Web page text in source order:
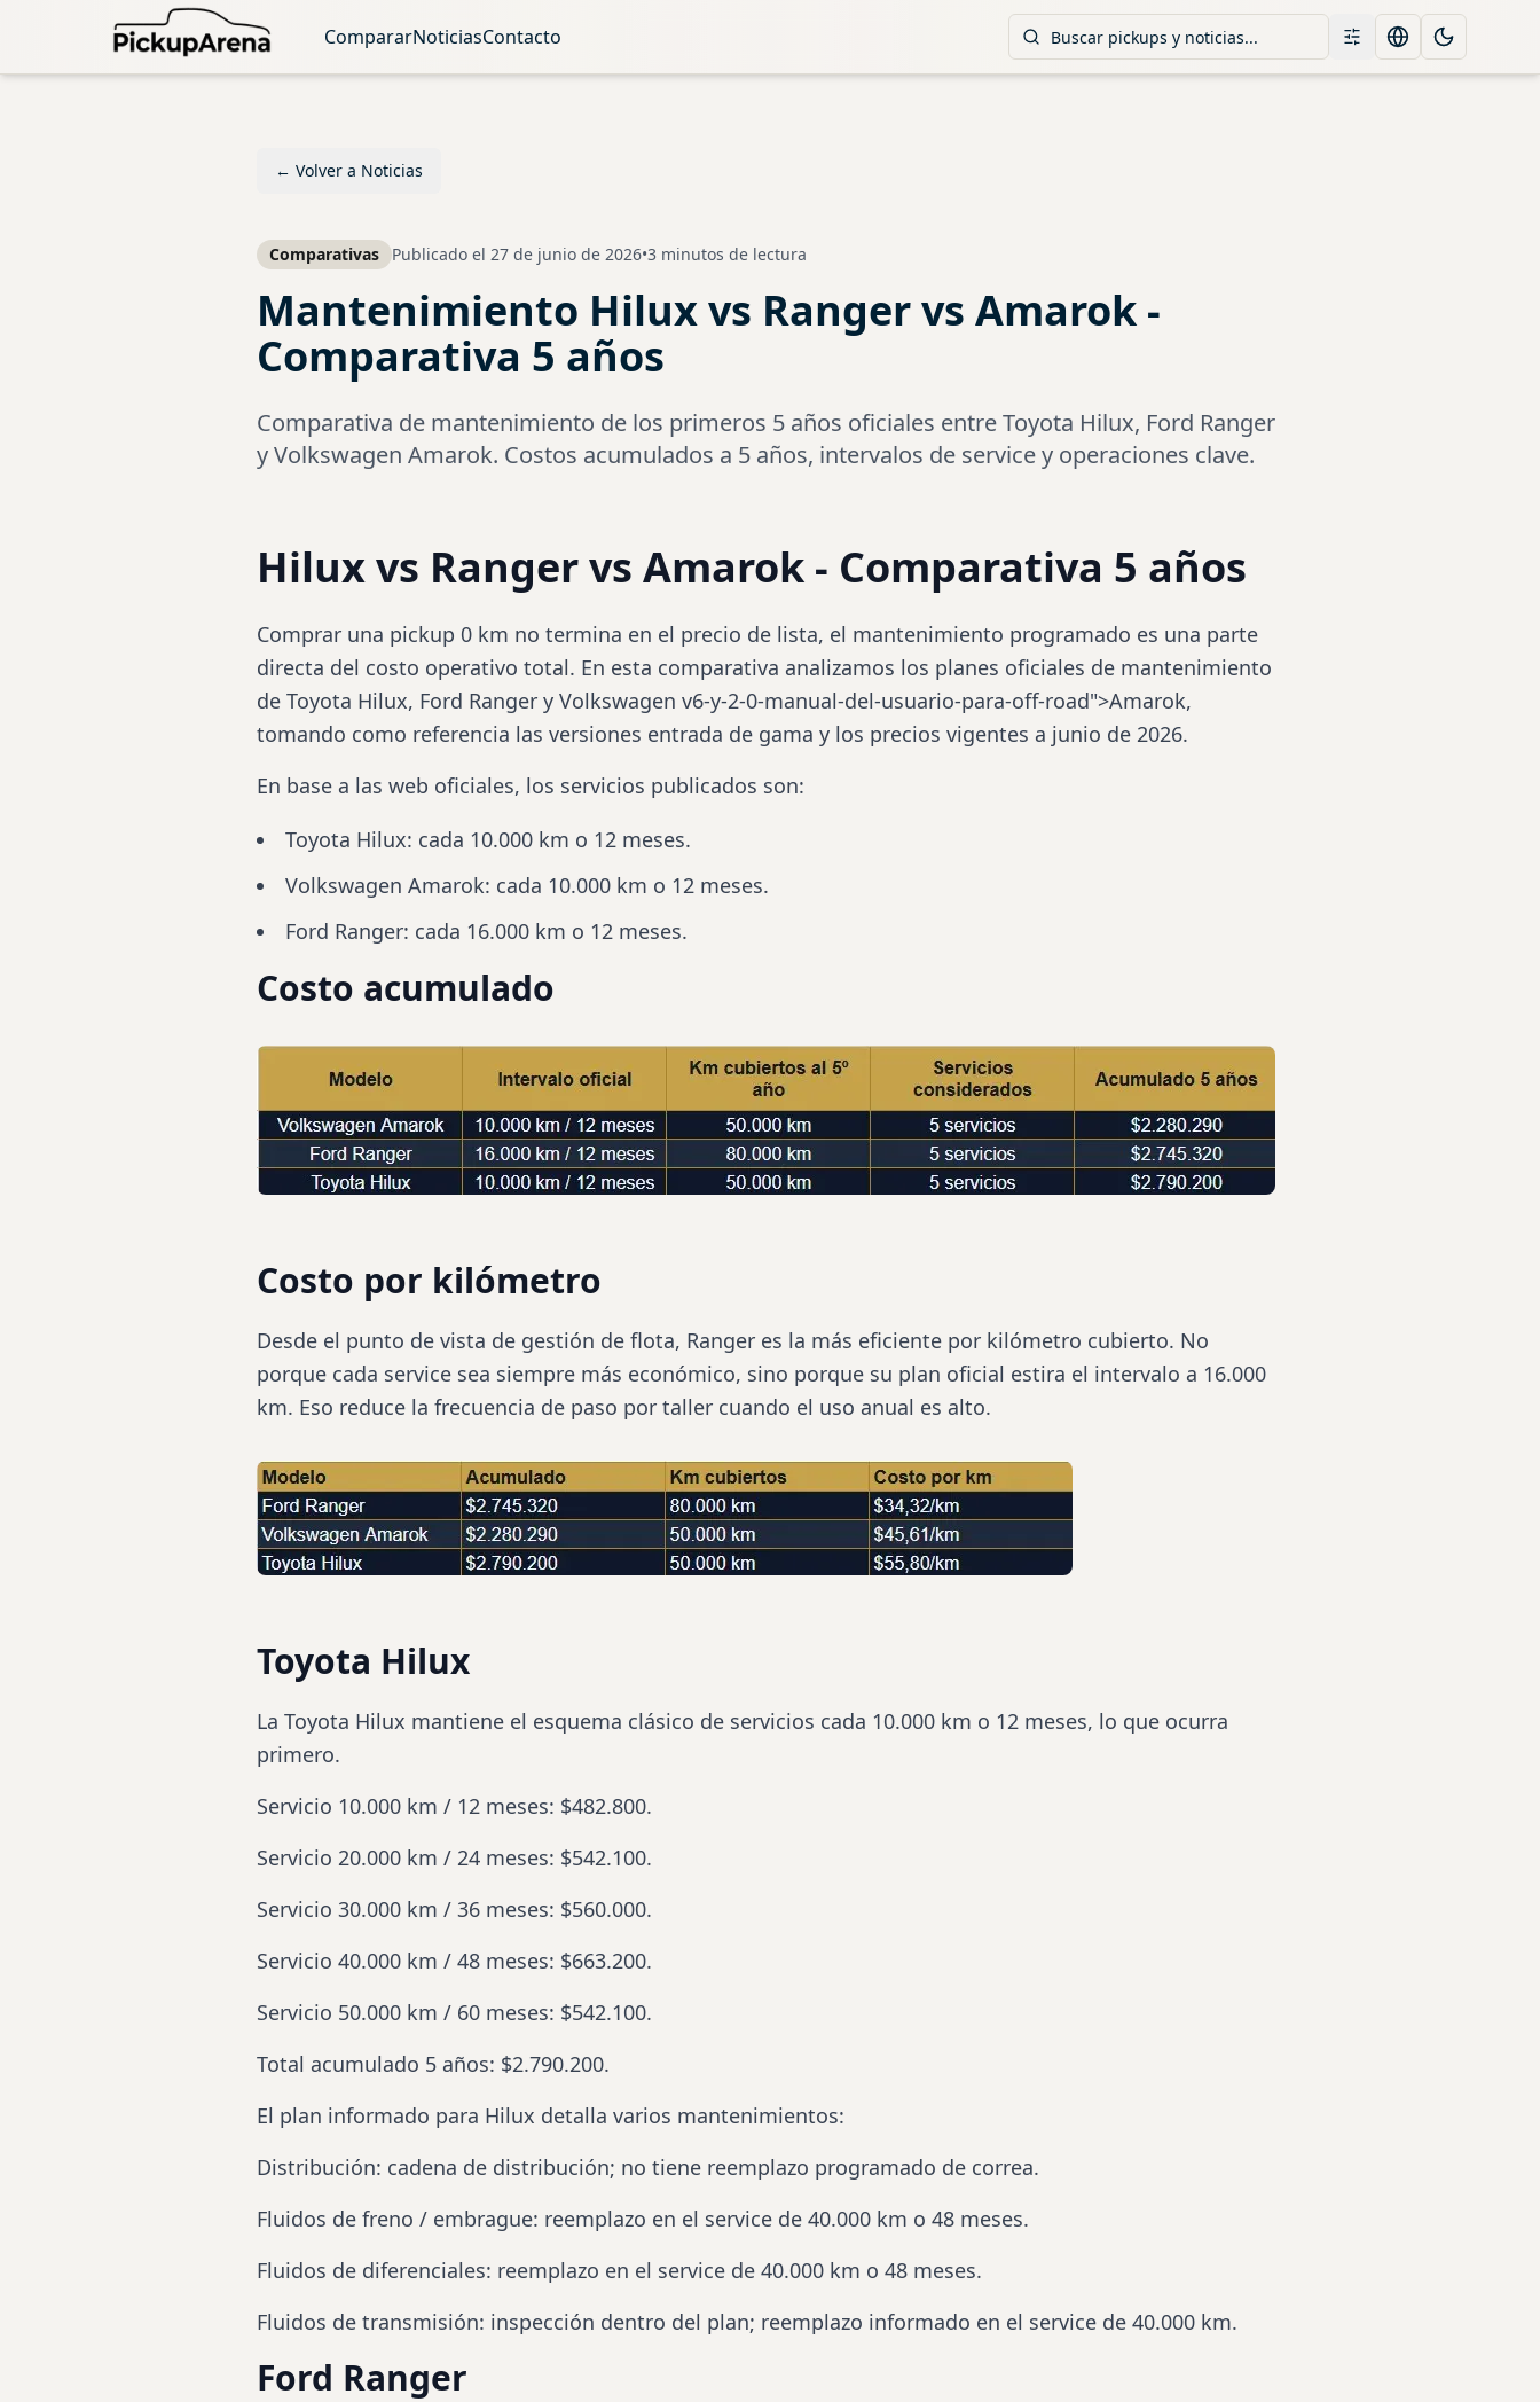
CompararNoticiasContacto FiltrosChange language
Toggle
← Volver a Noticias
Comparativas Publicado el 27 de junio de 2026•3 minutos de lectura
Mantenimiento Hilux vs Ranger vs Amarok -
Comparativa 5 años
Comparativa de mantenimiento de los primeros 5 años oficiales entre Toyota Hilux, Ford Ranger
y Volkswagen Amarok. Costos acumulados a 5 años, intervalos de service y operaciones clave.
Hilux vs Ranger vs Amarok - Comparativa 5 años
Comprar una pickup 0 km no termina en el precio de lista, el mantenimiento programado es una parte
directa del costo operativo total. En esta comparativa analizamos los planes oficiales de mantenimiento
de Toyota Hilux, Ford Ranger y Volkswagen v6-y-2-0-manual-del-usuario-para-off-road">Amarok,
tomando como referencia las versiones entrada de gama y los precios vigentes a junio de 2026.
En base a las web oficiales, los servicios publicados son:
Toyota Hilux: cada 10.000 km o 12 meses.
Volkswagen Amarok: cada 10.000 km o 12 meses.
Ford Ranger: cada 16.000 km o 12 meses.
Costo acumulado
Costo por kilómetro
Desde el punto de vista de gestión de flota, Ranger es la más eficiente por kilómetro cubierto. No
porque cada service sea siempre más económico, sino porque su plan oficial estira el intervalo a 16.000
km. Eso reduce la frecuencia de paso por taller cuando el uso anual es alto.
Toyota Hilux
La Toyota Hilux mantiene el esquema clásico de servicios cada 10.000 km o 12 meses, lo que ocurra
primero.
Servicio 10.000 km / 12 meses: $482.800.
Servicio 20.000 km / 24 meses: $542.100.
Servicio 30.000 km / 36 meses: $560.000.
Servicio 40.000 km / 48 meses: $663.200.
Servicio 50.000 km / 60 meses: $542.100.
Total acumulado 5 años: $2.790.200.
El plan informado para Hilux detalla varios mantenimientos:
Distribución: cadena de distribución; no tiene reemplazo programado de correa.
Fluidos de freno / embrague: reemplazo en el service de 40.000 km o 48 meses.
Fluidos de diferenciales: reemplazo en el service de 40.000 km o 48 meses.
Fluidos de transmisión: inspección dentro del plan; reemplazo informado en el service de 40.000 km.
Ford Ranger